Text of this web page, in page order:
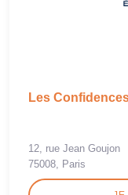
Les
12, rue Jean Goujon
75008, Paris